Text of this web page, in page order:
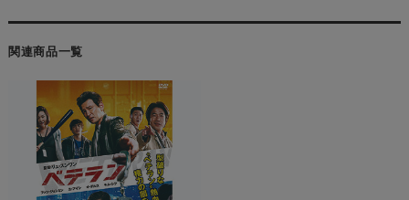
関連商品一覧